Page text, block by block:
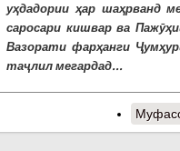
уҳдадории ҳар шаҳрванд
саросари кишвар ва
Вазорати фарҳанги
таҷлил мегардад...